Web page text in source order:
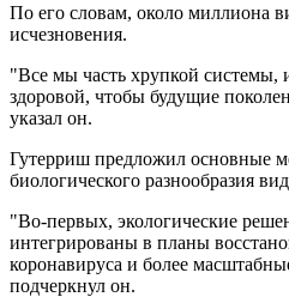
По его словам, около миллиона
исчезновения.
"Все мы часть хрупкой системы,
здоровой, чтобы будущие
указал он.
Гутерриш предложил основные
биологического разнообразия
"Во-первых, экологические
интегрированы в планы
коронавируса и более
подчеркнул он.